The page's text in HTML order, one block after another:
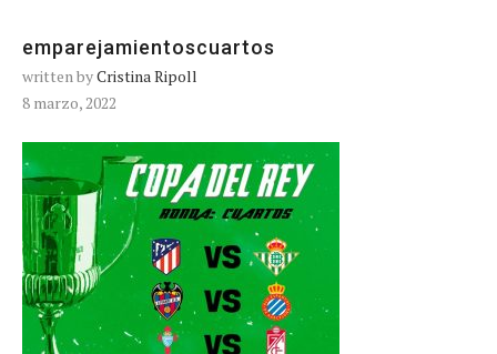
emparejamientoscuartos
written byCristina Ripoll
8 marzo, 2022